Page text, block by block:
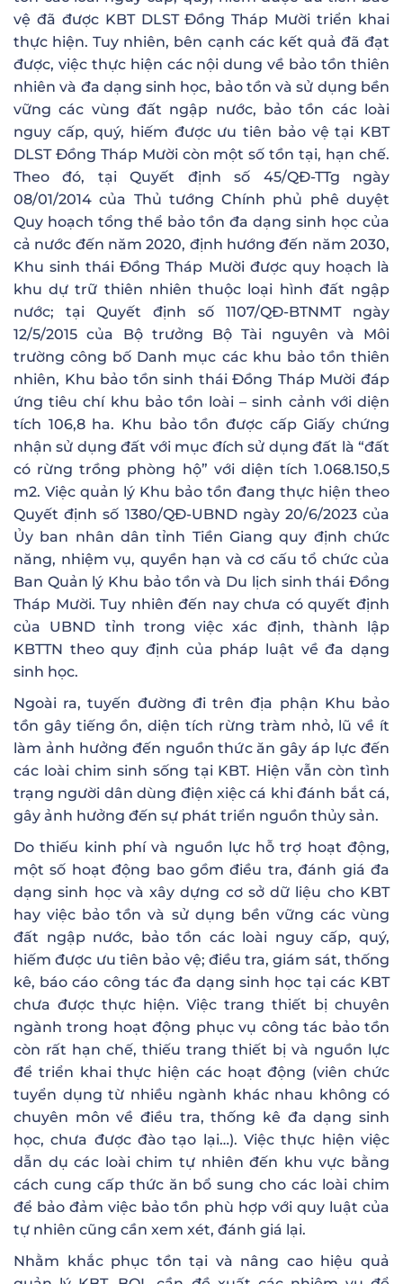
vệ đã được KBT DLST Đồng Tháp Mười triển khai
thực hiện. Tuy nhiên, bên cạnh các kết quả đã đạt
được, việc thực hiện các nội dung về bảo tồn thiên
nhiên và đa dạng sinh học, bảo tồn và sử dụng bền
vững các vùng đất ngập nước, bảo tồn các loài
nguy cấp, quý, hiếm được ưu tiên bảo vệ tại KBT
DLST Đồng Tháp Mười còn một số tồn tại, hạn chế.
Theo đó, tại Quyết định số 45/QĐ-TTg ngày
08/01/2014 của Thủ tướng Chính phủ phê duyệt
Quy hoạch tổng thể bảo tồn đa dạng sinh học của
cả nước đến năm 2020, định hướng đến năm 2030,
Khu sinh thái Đồng Tháp Mười được quy hoạch là
khu dự trữ thiên nhiên thuộc loại hình đất ngập
nước; tại Quyết định số 1107/QĐ-BTNMT ngày
12/5/2015 của Bộ trưởng Bộ Tài nguyên và Môi
trường công bố Danh mục các khu bảo tồn thiên
nhiên, Khu bảo tồn sinh thái Đồng Tháp Mười đáp
ứng tiêu chí khu bảo tồn loài – sinh cảnh với diện
tích 106,8 ha. Khu bảo tồn được cấp Giấy chứng
nhận sử dụng đất với mục đích sử dụng đất là “đất
có rừng trồng phòng hộ” với diện tích 1.068.150,5
m2. Việc quản lý Khu bảo tồn đang thực hiện theo
Quyết định số 1380/QĐ-UBND ngày 20/6/2023 của
Ủy ban nhân dân tỉnh Tiền Giang quy định chức
năng, nhiệm vụ, quyền hạn và cơ cấu tổ chức của
Ban Quản lý Khu bảo tồn và Du lịch sinh thái Đồng
Tháp Mười. Tuy nhiên đến nay chưa có quyết định
của UBND tỉnh trong việc xác định, thành lập
KBTTN theo quy định của pháp luật về đa dạng
sinh học.
Ngoài ra, tuyến đường đi trên địa phận Khu bảo
tồn gây tiếng ồn, diện tích rừng tràm nhỏ, lũ về ít
làm ảnh hưởng đến nguồn thức ăn gây áp lực đến
các loài chim sinh sống tại KBT. Hiện vẫn còn tình
trạng người dân dùng điện xiệc cá khi đánh bắt cá,
gây ảnh hưởng đến sự phát triển nguồn thủy sản.
Do thiếu kinh phí và nguồn lực hỗ trợ hoạt động,
một số hoạt động bao gồm điều tra, đánh giá đa
dạng sinh học và xây dựng cơ sở dữ liệu cho KBT
hay việc bảo tồn và sử dụng bền vững các vùng
đất ngập nước, bảo tồn các loài nguy cấp, quý,
hiếm được ưu tiên bảo vệ; điều tra, giám sát, thống
kê, báo cáo công tác đa dạng sinh học tại các KBT
chưa được thực hiện. Việc trang thiết bị chuyên
ngành trong hoạt động phục vụ công tác bảo tồn
còn rất hạn chế, thiếu trang thiết bị và nguồn lực
để triển khai thực hiện các hoạt động (viên chức
tuyển dụng từ nhiều ngành khác nhau không có
chuyên môn về điều tra, thống kê đa dạng sinh
học, chưa được đào tạo lại…). Việc thực hiện việc
dẫn dụ các loài chim tự nhiên đến khu vực bằng
cách cung cấp thức ăn bổ sung cho các loài chim
để bảo đảm việc bảo tồn phù hợp với quy luật của
tự nhiên cũng cần xem xét, đánh giá lại.
Nhằm khắc phục tồn tại và nâng cao hiệu quả